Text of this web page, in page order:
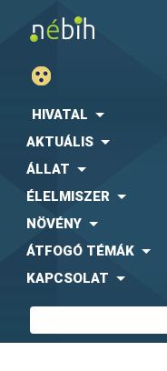
HIVATAL
AKTUÁLIS
ÁLLAT
ÉLELMISZER
NÖVÉNY
ÁTFOGÓ TÉMÁK
KAPCSOLAT